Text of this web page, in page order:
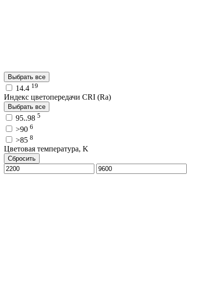
Выбрать все
14.4 19
Индекс цветопередачи CRI (Ra)
Выбрать все
95..98 5
>90 6
>85 8
Цветовая температура, K
Сбросить